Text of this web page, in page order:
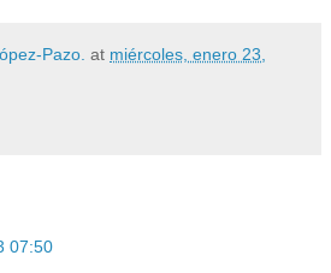
Pazo. at miércoles, enero 23,
07:50